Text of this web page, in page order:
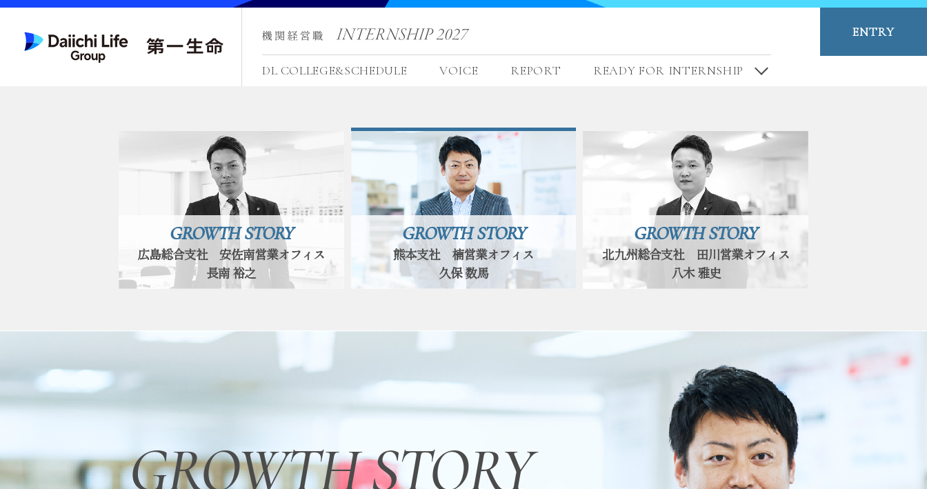
DL COLLEGE&SCHEDULE VOICE REPORT READY FOR INTERNSHIP
ENTRY
GROWTH STORY
広島総合支社 安佐南営業オフィス
長南 裕之
GROWTH STORY
熊本支社 楠営業オフィス
久保 数馬
GROWTH STORY
北九州総合支社 田川営業オフィス
八木 雅史
GROWTHSTORY